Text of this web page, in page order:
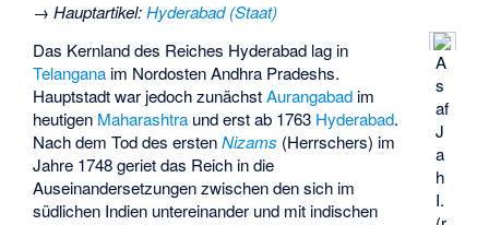
→Hauptartikel:Hyderabad (Staat)
A
s
af
J
a
h
I.
Das Kernland des Reiches Hyderabad lag in
Telangana im Nordosten Andhra Pradeshs.
Hauptstadt war jedoch zunächstAurangabad im
heutigen Maharashtra und erst ab 1763 Hyderabad.
Nach dem Tod des erstenNizams (Herrschers) im
Jahre 1748 geriet das Reich in die
Auseinandersetzungen zwischen den sich im
südlichen Indien untereinander und mit indischen